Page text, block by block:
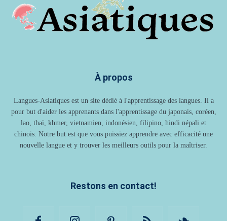
À propos
Langues-Asiatiques est un site dédié à l'apprentissage des langues. Il a
pour but d'aider les apprenants dans l'apprentissage du japonais, coréen,
lao, thaï, khmer, vietnamien, indonésien, filipino, hindi népali et
chinois. Notre but est que vous puissiez apprendre avec efficacité une
nouvelle langue et y trouver les meilleurs outils pour la maîtriser.
Restons en contact!